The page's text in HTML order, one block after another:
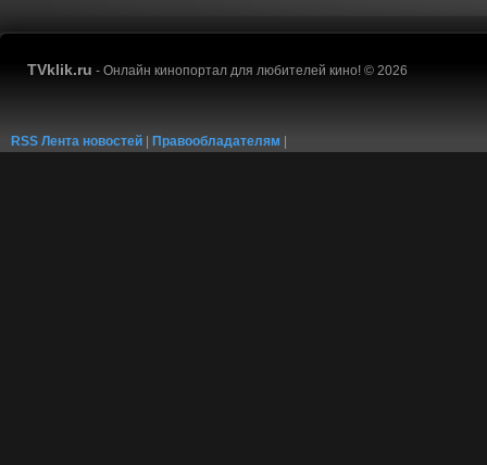
TVklik.ru - Онлайн кинопортал для любителей кино! © 2026
RSS Лента новостей Правообладателям